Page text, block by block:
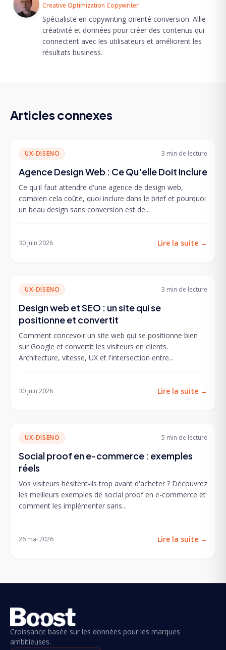
Creative Optimization Copywriter
Spécialiste en copywriting orienté conversion. Allie
créativité et données pour créer des contenus qui
connectent avec les utilisateurs et améliorent les
résultats business.
Articles connexes
UX-DISENO 3 min de lecture
Agence Design Web : Ce Qu'elle Doit Inclure
Ce qu'il faut attendre d'une agence de design web,
combien cela coûte, quoi inclure dans le brief et pourquoi
un beau design sans conversion est de...
30 juin 2026 Lire la suite →
UX-DISENO 3 min de lecture
Design web et SEO : un site qui se
positionne et convertit
Comment concevoir un site web qui se positionne bien
sur Google et convertit les visiteurs en clients.
Architecture, vitesse, UX et l'intersection entre...
30 juin 2026 Lire la suite →
UX-DISENO 5 min de lecture
Social proof en e-commerce : exemples
réels
Vos visiteurs hésitent-ils trop avant d'acheter ? Découvrez
les meilleurs exemples de social proof en e-commerce et
comment les implémenter sans...
26 mai 2026 Lire la suite →
Croissance basée sur les données pour les marques
ambitieuses.